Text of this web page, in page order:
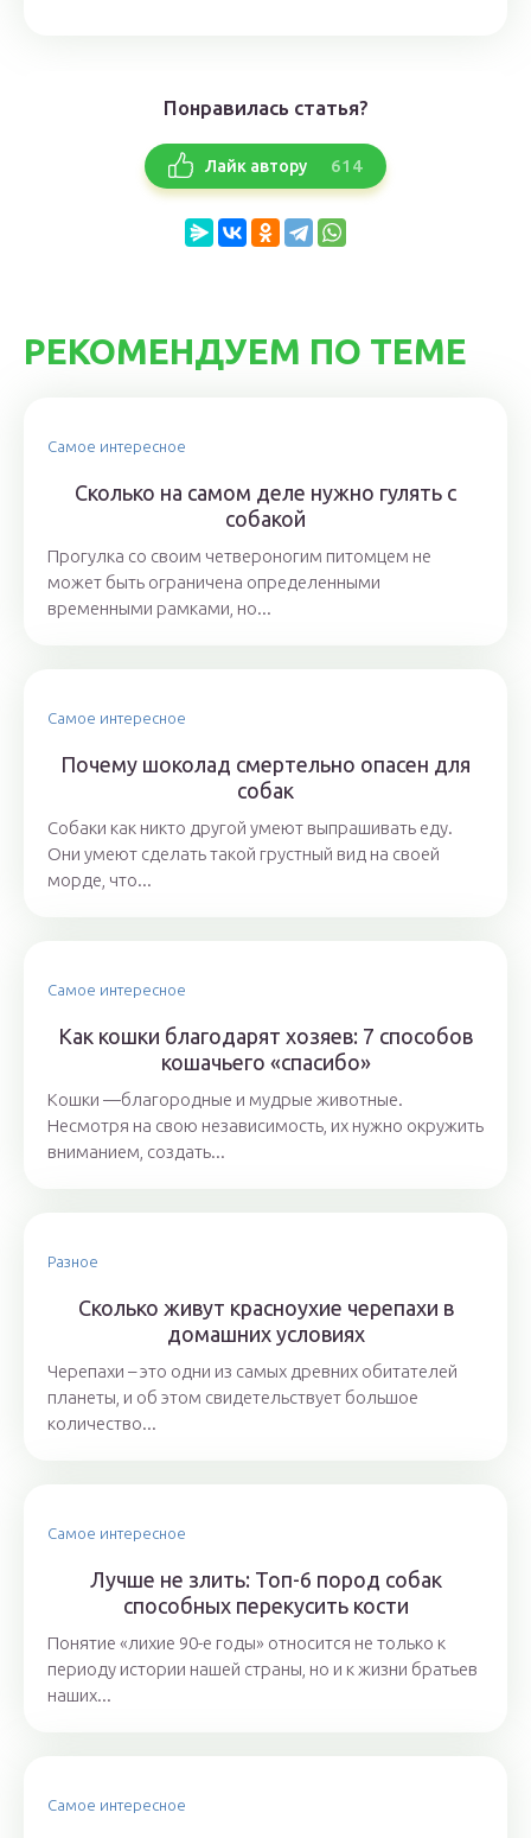
Понравилась статья?
Лайк автору 614
РЕКОМЕНДУЕМ ПО ТЕМЕ
Самое интересное
Сколько на самом деле нужно гулять с
собакой
Прогулка со своим четвероногим питомцем не
может быть ограничена определенными
временными рамками, но...
Самое интересное
Почему шоколад смертельно опасен для
собак
Собаки как никто другой умеют выпрашивать еду.
Они умеют сделать такой грустный вид на своей
морде, что...
Самое интересное
Как кошки благодарят хозяев: 7 способов
кошачьего «спасибо»
Кошки —благородные и мудрые животные.
Несмотря на свою независимость, их нужно окружить
вниманием, создать...
Разное
Сколько живут красноухие черепахи в
домашних условиях
Черепахи – это одни из самых древних обитателей
планеты, и об этом свидетельствует большое
количество...
Самое интересное
Лучше не злить: Топ-6 пород собак
способных перекусить кости
Понятие «лихие 90-е годы» относится не только к
периоду истории нашей страны, но и к жизни братьев
наших...
Самое интересное